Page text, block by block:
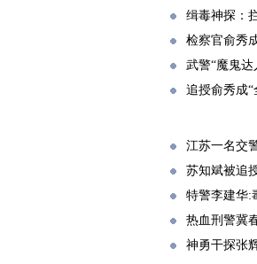
缉毒神探：
检察官俞秀
武警“魔鬼达
追授俞秀成
江苏一名交
苏知斌被追
特警李建华:
热血刑警冀
神勇干探张